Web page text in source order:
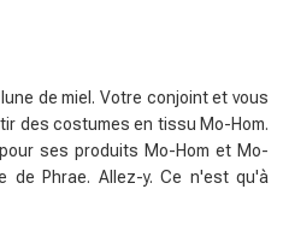
de miel. Votre conjoint et vous
des costumes en tissu Mo-Hom.
ses produits Mo-Hom et Mo-
de Phrae. Allez-y. Ce n'est qu'à